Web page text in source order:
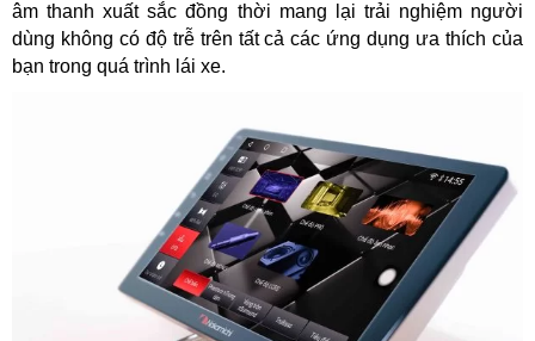
âm thanh xuất sắc đồng thời mang lại trải nghiệm người
dùng không có độ trễ trên tất cả các ứng dụng ưa thích của
bạn trong quá trình lái xe.